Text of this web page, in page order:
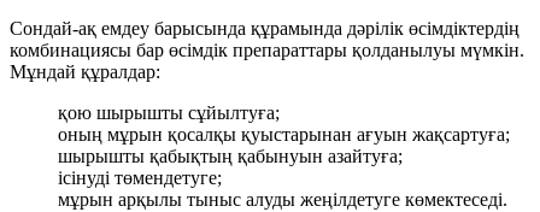
Сондай-ақ емдеу барысында құрамында дәрілік өсімдіктердің
комбинациясы бар өсімдік препараттары қолданылуы мүмкін.
Мұндай құралдар:
қою шырышты сұйылтуға;
оның мұрын қосалқы қуыстарынан ағуын жақсартуға;
шырышты қабықтың қабынуын азайтуға;
ісінуді төмендетуге;
мұрын арқылы тыныс алуды жеңілдетуге көмектеседі.